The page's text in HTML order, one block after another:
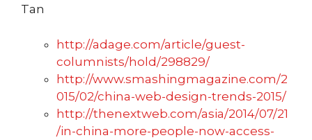
Tan
http://adage.com/article/guest-
columnists/hold/298829/
http://www.smashingmagazine.com/2
015/02/china-web-design-trends-2015/
http://thenextweb.com/asia/2014/07/21
/in-china-more-people-now-access-